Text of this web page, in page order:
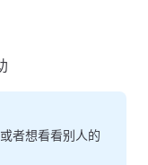
者想看看别人的